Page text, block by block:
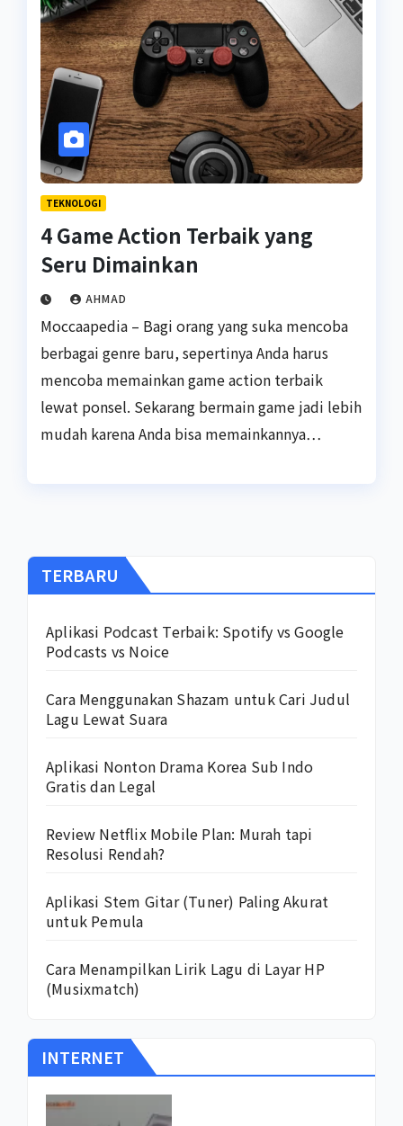
TEKNOLOGI
4 Game Action Terbaik yang
Seru Dimainkan
AHMAD
Moccaapedia – Bagi orang yang suka mencoba
berbagai genre baru, sepertinya Anda harus
mencoba memainkan game action terbaik
lewat ponsel. Sekarang bermain game jadi lebih
mudah karena Anda bisa memainkannya…
TERBARU
Aplikasi Podcast Terbaik: Spotify vs Google
Podcasts vs Noice
Cara Menggunakan Shazam untuk Cari Judul
Lagu Lewat Suara
Aplikasi Nonton Drama Korea Sub Indo
Gratis dan Legal
Review Netflix Mobile Plan: Murah tapi
Resolusi Rendah?
Aplikasi Stem Gitar (Tuner) Paling Akurat
untuk Pemula
Cara Menampilkan Lirik Lagu di Layar HP
(Musixmatch)
INTERNET